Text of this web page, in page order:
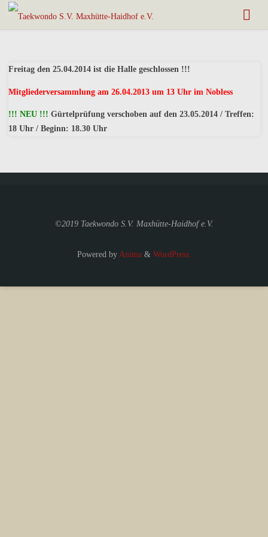
Freitag den 25.04.2014 ist die Halle geschlossen !!!
Mitgliederversammlung am 26.04.2013 um 13 Uhr im Nobless
!!! NEU !!! Gürtelprüfung verschoben auf den 23.05.2014 / Treffen:
18 Uhr / Beginn: 18.30 Uhr
©2019 Taekwondo S.V. Maxhütte-Haidhof e.V.
Powered byAnima& WordPress.